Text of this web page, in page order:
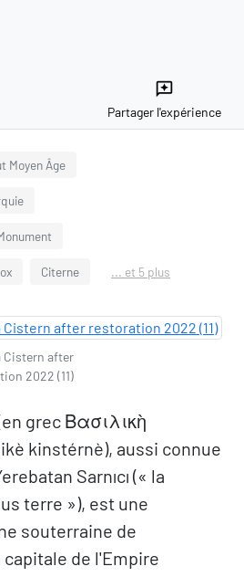
reviews
Partager l'expérience
Moyen Âge
Citerne ... et 5 plus
Cistern after
2022 (11)
grec Βασιλικὴ
kinstérnè), aussi connue
Sarnıcı (« la
terre »), est une
souterraine de
de l'Empire